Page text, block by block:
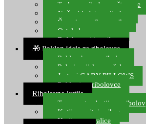
Torbe za ribolovne štapove
Noževi i alat za ribolov
Čamci za prihranu ribe
Ostala kamp oprema
Dalekozori i optika
🎁 Poklon ideje za ribolovce
Poklon bon za ribolov
Polarizacijske naočale
Jastuci GABY PILLOWS
Pokloni za ribolovce
Ribolovne kutije
Transportne kutije za ribolov
Kutije za sitni pribor
Kutije za varalice